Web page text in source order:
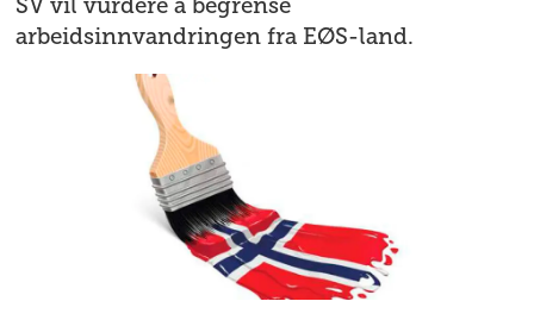
SV vil vurdere å begrense
arbeidsinnvandringen fra EØS-land.